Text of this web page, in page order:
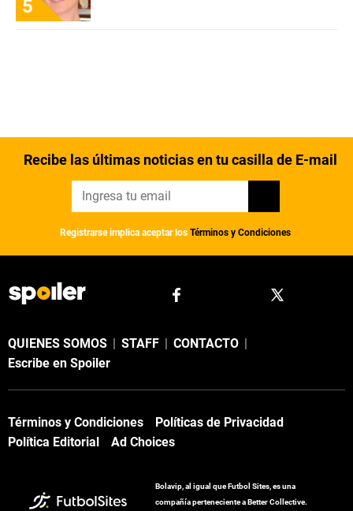
5
Recibe las últimas noticias en tu casilla de E-mail
Registrarse implica aceptar los Términos y Condiciones
QUIENES SOMOS | STAFF | CONTACTO |
Escribe en Spoiler
Términos y Condiciones
Políticas de Privacidad
Política Editorial
Ad Choices
Bolavip, al igual que Futbol Sites, es una
compañía perteneciente a Better Collective.